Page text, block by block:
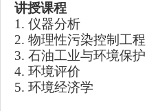
讲授课程
1. 仪器分析
2. 物理性污染控制工程
3. 石油工业与环境保护
4. 环境评价
5. 环境经济学